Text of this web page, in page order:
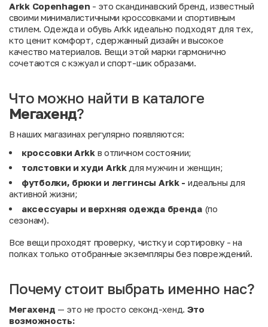
Arkk Copenhagen - это скандинавский бренд, известный
своими минималистичными кроссовками и спортивным
стилем. Одежда и обувь Arkk идеально подходят для тех,
кто ценит комфорт, сдержанный дизайн и высокое
качество материалов. Вещи этой марки гармонично
сочетаются с кэжуал и спорт-шик образами.
Что можно найти в каталоге
Мегахенд?
В наших магазинах регулярно появляются:
кроссовки Arkk в отличном состоянии;
толстовки и худи Arkkдля мужчин и женщин;
футболки, брюки и леггинсы Arkk - идеальны для
активной жизни;
аксессуары и верхняя одежда бренда(по
сезонам).
Все вещи проходят проверку, чистку и сортировку - на
полках только отобранные экземпляры без повреждений.
Почему стоит выбрать именно нас?
Мегахенд — это не просто секонд-хенд. Это
возможность: